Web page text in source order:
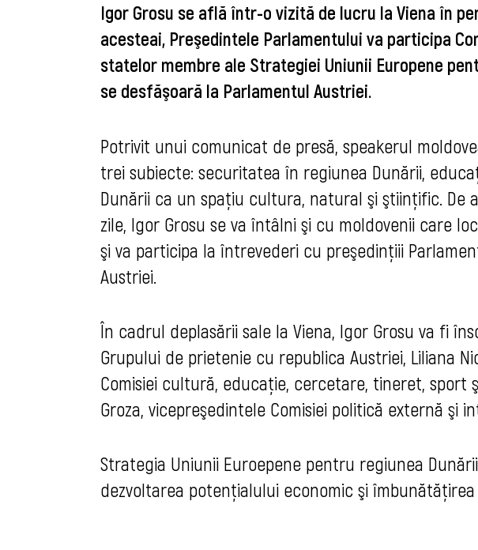
Igor Grosu se află într-o vizită de lucru la Viena în
acesteai, Preşedintele Parlamentului va participa
statelor membre ale Strategiei Uniunii Europene
se desfăşoară la Parlamentul Austriei.
Potrivit unui comunicat de presă, speakerul
trei subiecte: securitatea în regiunea Dunării,
Dunării ca un spaţiu cultura, natural şi ştiinţific. De
zile, Igor Grosu se va întâlni şi cu moldovenii care
şi va participa la întrevederi cu preşedinţiii
Austriei.
În cadrul deplasării sale la Viena, Igor Grosu va fi
Grupului de prietenie cu republica Austriei, Liliana
Comisiei cultură, educaţie, cercetare, tineret, sport
Groza, vicepreşedintele Comisiei politică externă şi
Strategia Uniunii Euroepene pentru regiunea
dezvoltarea potenţialului economic şi